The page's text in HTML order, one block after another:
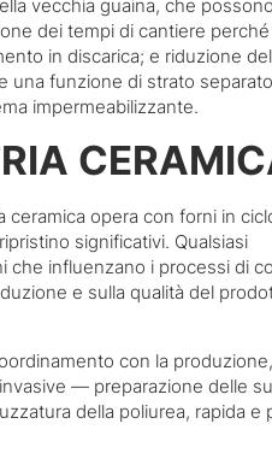
vecchia guaina, che possono
dei tempi di cantiere
in discarica; e riduzione
una funzione di strato
impermeabilizzante.
ceramica opera con forni in
significativi. Qualsiasi
influenzano i processi di
e sulla qualità del
con la produzione,
— preparazione delle
della poliurea, rapida e